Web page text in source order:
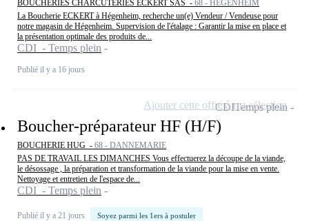
BOUCHERIES CHARCUTERIES ECKERT SAS - 68 - HÉGENHEIM
La Boucherie ECKERT à Hégenheim, recherche un(e) Vendeur / Vendeuse pour
notre magasin de Hégenheim. Supervision de l'étalage : Garantir la mise en place et
la présentation optimale des produits de...
CDI - Temps plein
Publié il y a 16 jours
Boucher-préparateur HF (H/F)
BOUCHERIE HUG - 68 - DANNEMARIE
PAS DE TRAVAIL LES DIMANCHES Vous effectuerez la découpe de la viande,
le désossage , la préparation et transformation de la viande pour la mise en vente.
Nettoyage et entretien de l'espace de...
CDI - Temps plein
Publié il y a 21 jours Soyez parmi les 1ers à postuler
CDITemps plein
Ajouter cette offre à ma sélection